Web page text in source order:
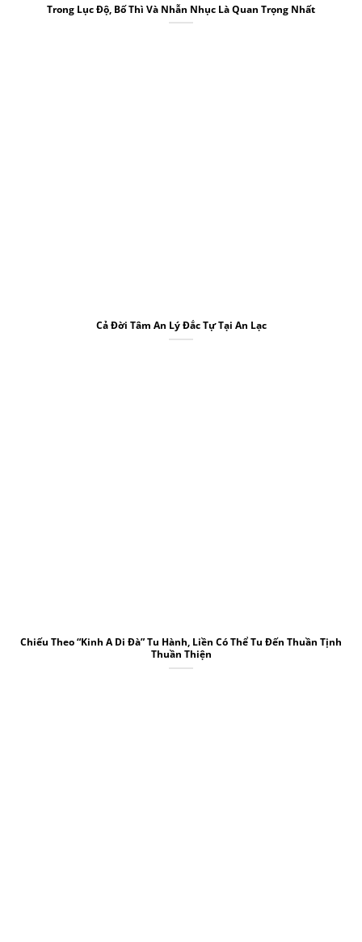
Trong Lục Độ, Bố Thì Và Nhẫn Nhục Là Quan Trọng Nhất
Cả Đời Tâm An Lý Đắc Tự Tại An Lạc
Chiếu Theo “Kinh A Di Đà” Tu Hành, Liền Có Thể Tu Đến Thuần Tịnh
Thuần Thiện